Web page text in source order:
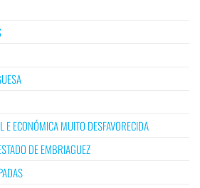
E ECONÓMICA MUITO DESFAVORECIDA
DE EMBRIAGUEZ